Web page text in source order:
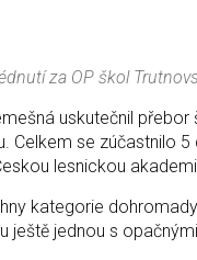
za OP škol
uskutečnil
Celkem se zúčastnilo
lesnickou
kategorie
ještě jednou s